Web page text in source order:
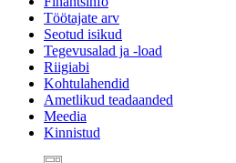
Töötajate arv
Seotud isikud
Tegevusalad ja -load
Riigiabi
Kohtulahendid
Ametlikud teadaanded
Meedia
Kinnistud